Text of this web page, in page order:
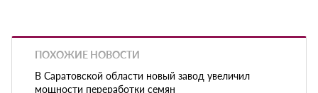
ПОХОЖИЕ НОВОСТИ
В Саратовской области новый завод увеличил
мощности переработки семян